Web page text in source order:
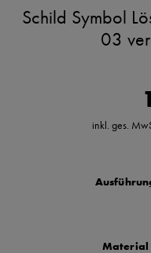
Schild Symbol
03
inkl. ges.
Material